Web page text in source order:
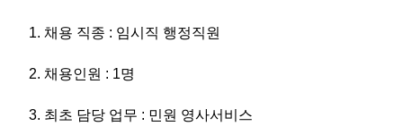
1. 채용 직종 : 임시직 행정직원
2. 채용인원 : 1명
3. 최초 담당 업무 : 민원 영사서비스